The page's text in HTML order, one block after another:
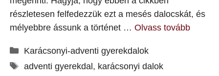
részletesen felfedezzük ezt a mesés dalocskát, és
mélyebbre ássunk a történet … Olvass tovább
Kategória
Karácsonyi-adventi gyerekdalok
Címkék
adventi gyerekdal, karácsonyi dalok